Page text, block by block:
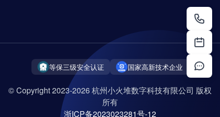
等保三级安全认证 国家高新技术企业
© Copyright 2023-2026 杭州小火堆数字科技有限公司 版权
所有
浙ICP备2023023281号-12